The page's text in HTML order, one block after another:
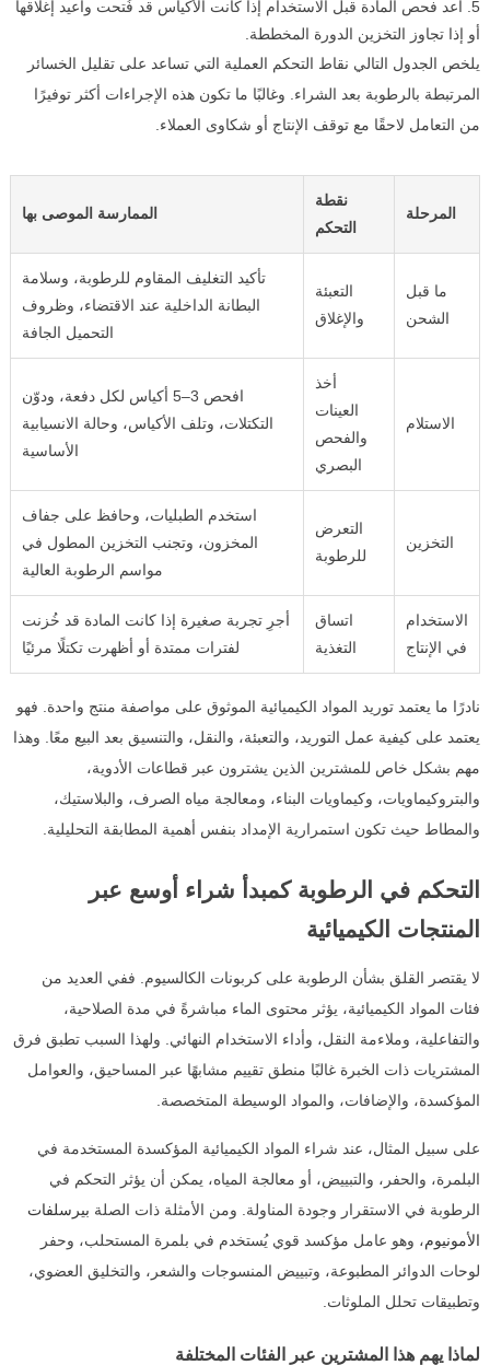
أعد فحص المادة قبل الاستخدام إذا كانت الأكياس قد فُتحت وأُعيد إغلاقها
أو إذا تجاوز التخزين الدورة المخططة.
يلخص الجدول التالي نقاط التحكم العملية التي تساعد على تقليل الخسائر
المرتبطة بالرطوبة بعد الشراء. وغالبًا ما تكون هذه الإجراءات أكثر توفيرًا
من التعامل لاحقًا مع توقف الإنتاج أو شكاوى العملاء.
المرحلة
نقطة
التحكم
الممارسة الموصى بها
ما قبل
الشحن
التعبئة
والإغلاق
تأكيد التغليف المقاوم للرطوبة، وسلامة
البطانة الداخلية عند الاقتضاء، وظروف
التحميل الجافة
الاستلام
أخذ
العينات
والفحص
البصري
افحص 3–5 أكياس لكل دفعة، ودوّن
التكتلات، وتلف الأكياس، وحالة الانسيابية
الأساسية
التخزين
التعرض
للرطوبة
استخدم الطبليات، وحافظ على جفاف
المخزون، وتجنب التخزين المطول في
مواسم الرطوبة العالية
الاستخدام
في الإنتاج
اتساق
التغذية
أجرِ تجربة صغيرة إذا كانت المادة قد خُزنت
لفترات ممتدة أو أظهرت تكتلًا مرئيًا
نادرًا ما يعتمد توريد المواد الكيميائية الموثوق على مواصفة منتج واحدة. فهو
يعتمد على كيفية عمل التوريد، والتعبئة، والنقل، والتنسيق بعد البيع معًا. وهذا
مهم بشكل خاص للمشترين الذين يشترون عبر قطاعات الأدوية،
والبتروكيماويات، وكيماويات البناء، ومعالجة مياه الصرف، والبلاستيك،
والمطاط حيث تكون استمرارية الإمداد بنفس أهمية المطابقة التحليلية.
التحكم في الرطوبة كمبدأ شراء أوسع عبر
المنتجات الكيميائية
لا يقتصر القلق بشأن الرطوبة على كربونات الكالسيوم. ففي العديد من
فئات المواد الكيميائية، يؤثر محتوى الماء مباشرةً في مدة الصلاحية،
والتفاعلية، وملاءمة النقل، وأداء الاستخدام النهائي. ولهذا السبب تطبق فرق
المشتريات ذات الخبرة غالبًا منطق تقييم مشابهًا عبر المساحيق، والعوامل
المؤكسدة، والإضافات، والمواد الوسيطة المتخصصة.
على سبيل المثال، عند شراء المواد الكيميائية المؤكسدة المستخدمة في
البلمرة، والحفر، والتبييض، أو معالجة المياه، يمكن أن يؤثر التحكم في
الرطوبة في الاستقرار وجودة المناولة. ومن الأمثلة ذات الصلة بيرسلفات
الأمونيوم، وهو عامل مؤكسد قوي يُستخدم في بلمرة المستحلب، وحفر
لوحات الدوائر المطبوعة، وتبييض المنسوجات والشعر، والتخليق العضوي،
وتطبيقات تحلل الملوثات.
لماذا يهم هذا المشترين عبر الفئات المختلفة